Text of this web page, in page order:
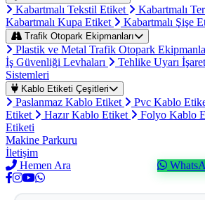
Kabartmalı Tekstil Etiket
Kabartmalı
Kabartmalı Kupa Etiket
Kabartmalı Şişe
Trafik Otopark Ekipmanları
Plastik ve Metal Trafik Otopark
İş Güvenliği Levhaları
Tehlike Uyarı
Sistemleri
Kablo Etiketi Çeşitleri
Paslanmaz Kablo Etiket Pvc Kablo
Etiket
Hazır Kablo Etiket Folyo Kablo
Etiketi
Makine Parkuru
İletişim
Hemen Ara